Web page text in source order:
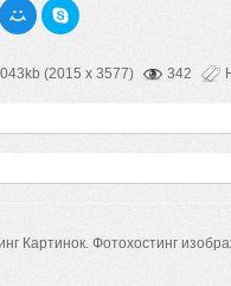
(2015 x 3577) 342
Картинок. Фотохостинг